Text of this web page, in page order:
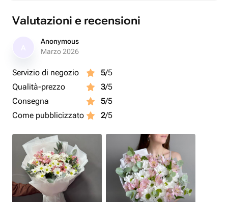
Valutazioni e recensioni
Anonymous
Marzo 2026
Servizio di negozio 5/5
Qualità-prezzo
3/5
Consegna
5/5
Come pubblicizzato
2/5